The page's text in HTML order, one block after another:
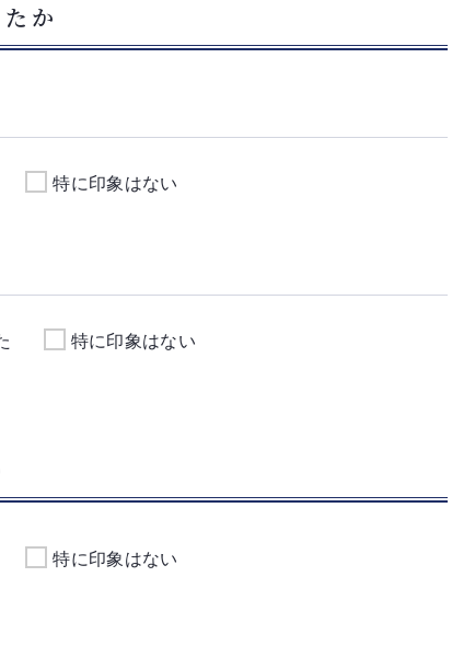
か
特に印象はない
特に印象はない
特に印象はない